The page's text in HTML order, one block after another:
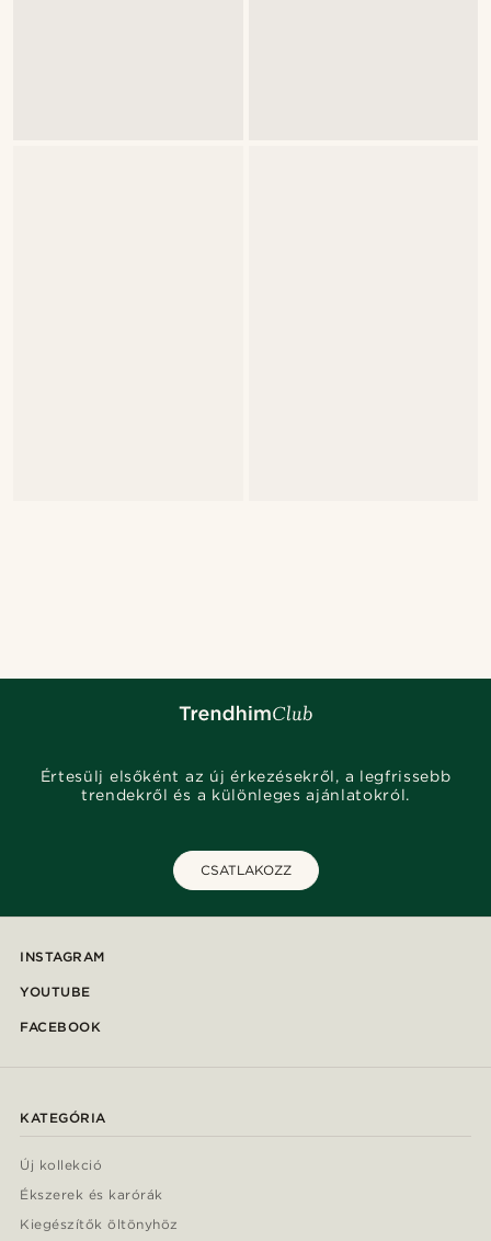
Értesülj elsőként az új érkezésekről, a legfrissebb
trendekről és a különleges ajánlatokról.
CSATLAKOZZ
INSTAGRAM
YOUTUBE
FACEBOOK
KATEGÓRIA
Új kollekció
Ékszerek és karórák
Kiegészítők öltönyhöz